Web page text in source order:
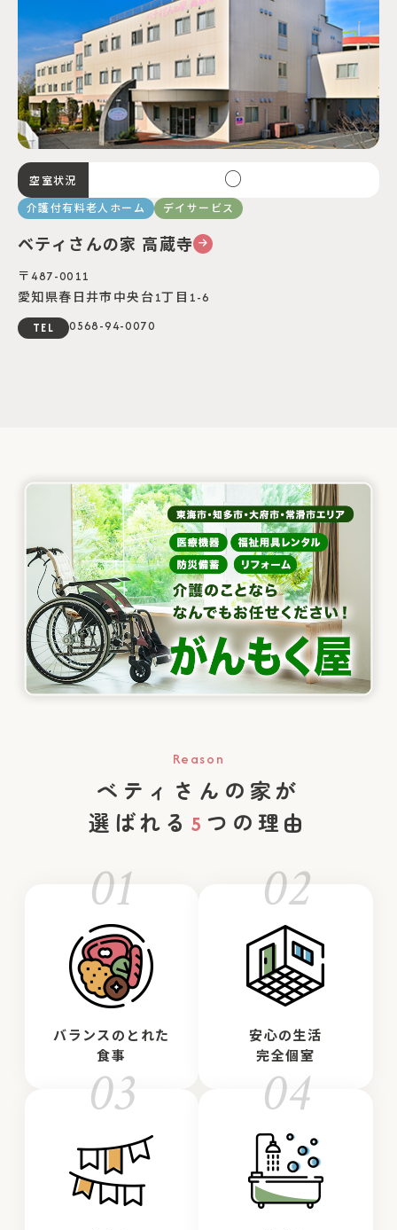
介護付有料老人ホーム デイサービス
ベティさんの家 高蔵寺
〒487-0011
愛知県春日井市中央台1丁目1-6
TEL
0568-94-0070
空室状況 ○
Reason
ベティさんの家が
選ばれる 5 つの理由
01
バランスのとれた
食事
02
安心の生活
完全個室
03 04